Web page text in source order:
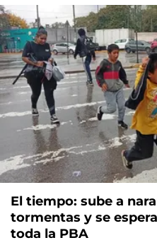
El tiempo: sube a
tormentas y se
toda la PBA